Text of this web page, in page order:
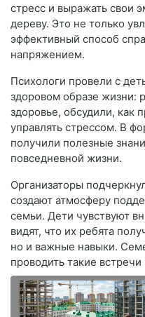
стресс и выражать свои
дереву. Это не только
эффективный способ
напряжением.
Психологи провели с
здоровом образе жизни:
здоровье, обсудили, как
управлять стрессом. В
получили полезные
повседневной жизни.
Организаторы
создают атмосферу
семьи. Дети чувствуют
видят, что их ребята
но и важные навыки.
проводить такие